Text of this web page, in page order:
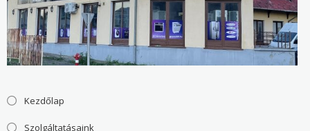
Kezdőlap
Szolgáltatásaink